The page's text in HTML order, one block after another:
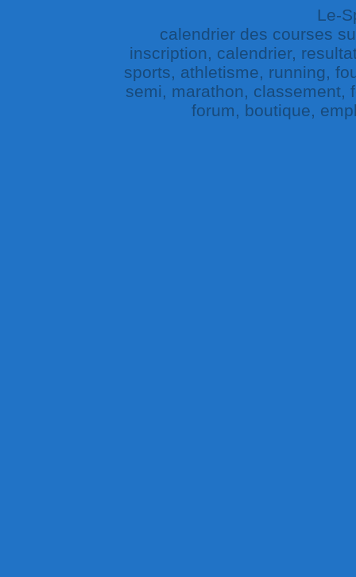
Le-
calendrier des courses
inscription, calendrier,
sports, athletisme, running,
semi, marathon, classement,
forum, boutique,